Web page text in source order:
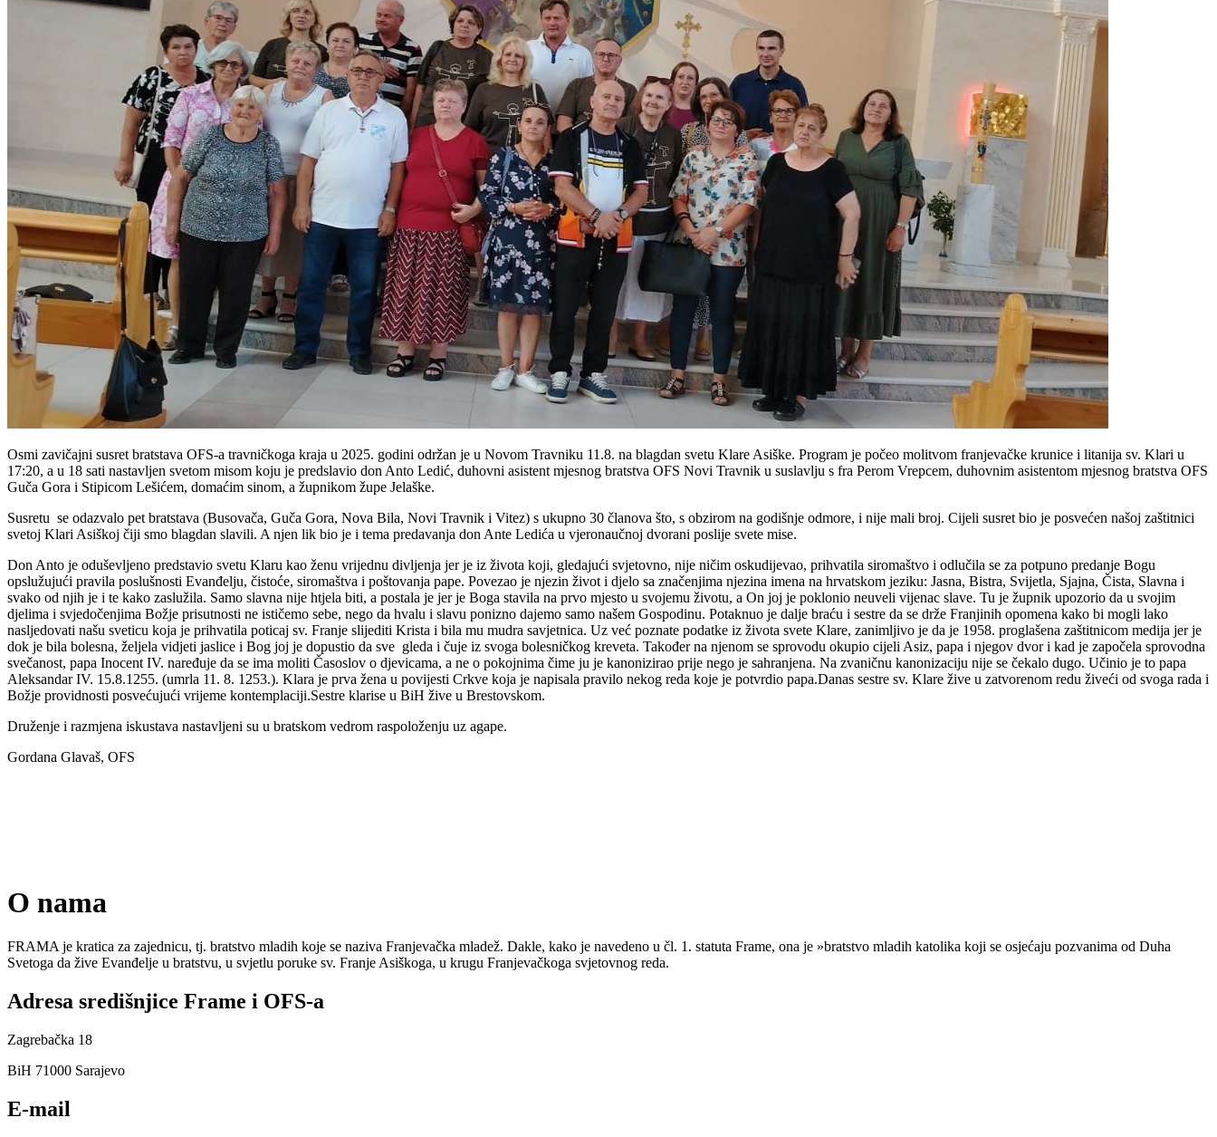
Osmi zavičajni susret bratstava OFS-a travničkoga kraja u 2025. godini održan je u Novom Travniku 11.8. na blagdan svetu Klare Asiške. Program je počeo molitvom franjevačke krunice i litanija sv. Klari u
17:20, a u 18 sati nastavljen svetom misom koju je predslavio don Anto Ledić, duhovni asistent mjesnog bratstva OFS Novi Travnik u suslavlju s fra Perom Vrepcem, duhovnim asistentom mjesnog bratstva OFS
Guča Gora i Stipicom Lešićem, domaćim sinom, a župnikom župe Jelaške.
Susretu se odazvalo pet bratstava (Busovača, Guča Gora, Nova Bila, Novi Travnik i Vitez) s ukupno 30 članova što, s obzirom na godišnje odmore, i nije mali broj. Cijeli susret bio je posvećen našoj zaštitnici
svetoj Klari Asiškoj čiji smo blagdan slavili. A njen lik bio je i tema predavanja don Ante Ledića u vjeronaučnoj dvorani poslije svete mise.
Don Anto je oduševljeno predstavio svetu Klaru kao ženu vrijednu divljenja jer je iz života koji, gledajući svjetovno, nije ničim oskudijevao, prihvatila siromaštvo i odlučila se za potpuno predanje Bogu
opslužujući pravila poslušnosti Evanđelju, čistoće, siromaštva i poštovanja pape. Povezao je njezin život i djelo sa značenjima njezina imena na hrvatskom jeziku: Jasna, Bistra, Svijetla, Sjajna, Čista, Slavna i
svako od njih je i te kako zaslužila. Samo slavna nije htjela biti, a postala je jer je Boga stavila na prvo mjesto u svojemu životu, a On joj je poklonio neuveli vijenac slave. Tu je župnik upozorio da u svojim
djelima i svjedočenjima Božje prisutnosti ne ističemo sebe, nego da hvalu i slavu ponizno dajemo samo našem Gospodinu. Potaknuo je dalje braću i sestre da se drže Franjinih opomena kako bi mogli lako
nasljedovati našu sveticu koja je prihvatila poticaj sv. Franje slijediti Krista i bila mu mudra savjetnica. Uz već poznate podatke iz života svete Klare, zanimljivo je da je 1958. proglašena zaštitnicom medija jer je
dok je bila bolesna, željela vidjeti jaslice i Bog joj je dopustio da sve gleda i čuje iz svoga bolesničkog kreveta. Također na njenom se sprovodu okupio cijeli Asiz, papa i njegov dvor i kad je započela sprovodna
svečanost, papa Inocent IV. naređuje da se ima moliti Časoslov o djevicama, a ne o pokojnima čime ju je kanonizirao prije nego je sahranjena. Na zvaničnu kanonizaciju nije se čekalo dugo. Učinio je to papa
Aleksandar IV. 15.8.1255. (umrla 11. 8. 1253.). Klara je prva žena u povijesti Crkve koja je napisala pravilo nekog reda koje je potvrdio papa.Danas sestre sv. Klare žive u zatvorenom redu živeći od svoga rada i
Božje providnosti posvećujući vrijeme kontemplaciji.Sestre klarise u BiH žive u Brestovskom.
Druženje i razmjena iskustava nastavljeni su u bratskom vedrom raspoloženju uz agape.
Gordana Glavaš, OFS
O nama
FRAMA je kratica za zajednicu, tj. bratstvo mladih koje se naziva Franjevačka mladež. Dakle, kako je navedeno u čl. 1. statuta Frame, ona je »bratstvo mladih katolika koji se osjećaju pozvanima od Duha
Svetoga da žive Evanđelje u bratstvu, u svjetlu poruke sv. Franje Asiškoga, u krugu Franjevačkoga svjetovnog reda.
Adresa središnjice Frame i OFS-a
Zagrebačka 18
BiH 71000 Sarajevo
E-mail